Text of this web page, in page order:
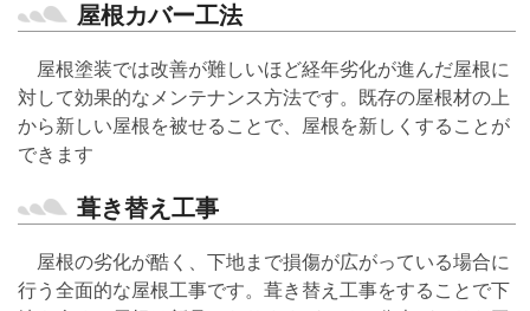
屋根カバー工法
屋根塗装では改善が難しいほど経年劣化が進んだ屋根に
対して効果的なメンテナンス方法です。既存の屋根材の上
から新しい屋根を被せることで、屋根を新しくすることが
できます
葺き替え工事
屋根の劣化が酷く、下地まで損傷が広がっている場合に
行う全面的な屋根工事です。葺き替え工事をすることで下